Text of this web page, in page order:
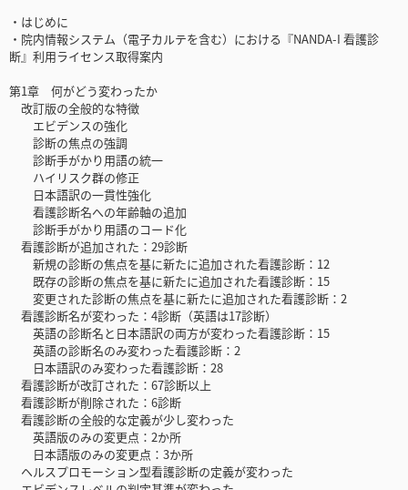
・はじめに
・院内情報システム（電子カルテを含む）における『NANDA-I 看護診
断』利用ライセンス取得案内
第1章 何がどう変わったか
改訂版の全般的な特徴
エビデンスの強化
診断の焦点の強調
診断手がかり用語の統一
ハイリスク群の修正
日本語訳の一貫性強化
看護診断名への年齢軸の追加
診断手がかり用語のコード化
看護診断が追加された：29診断
新規の診断の焦点を基に新たに追加された看護診断：12
既存の診断の焦点を基に新たに追加された看護診断：15
変更された診断の焦点を基に新たに追加された看護診断：2
看護診断名が変わった：4診断（英語は17診断）
英語の診断名と日本語訳の両方が変わった看護診断：15
英語の診断名のみ変わった看護診断：2
日本語訳のみ変わった看護診断：28
看護診断が改訂された：67診断以上
看護診断が削除された：6診断
看護診断の全般的な定義が少し変わった
英語版のみの変更点：2か所
日本語版のみの変更点：3か所
ヘルスプロモーション型看護診断の定義が変わった